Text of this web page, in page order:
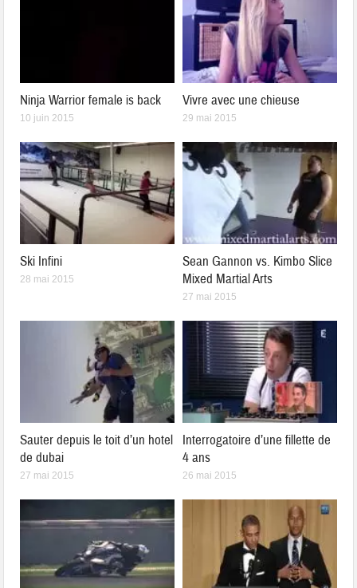
Ninja Warrior female is back
10 juin 2015
Vivre avec une chieuse
29 mai 2015
Ski Infini
28 mai 2015
Sean Gannon vs. Kimbo Slice
Mixed Martial Arts
27 mai 2015
Sauter depuis le toit d’un hotel
de dubai
27 mai 2015
Interrogatoire d’une fillette de
4 ans
26 mai 2015